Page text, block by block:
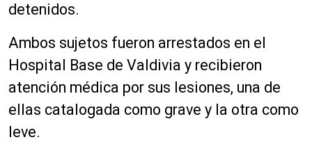
detenidos.
Ambos sujetos fueron arrestados en el
Hospital Base de Valdivia y recibieron
atención médica por sus lesiones, una de
ellas catalogada como grave y la otra como
leve.